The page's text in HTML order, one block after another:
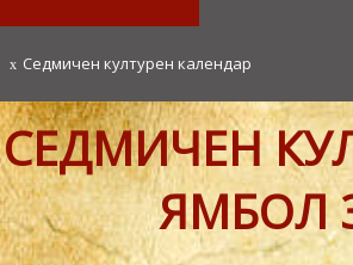
x Седмичен културен календар
СЕДМИЧЕН
ЯМБОЛ